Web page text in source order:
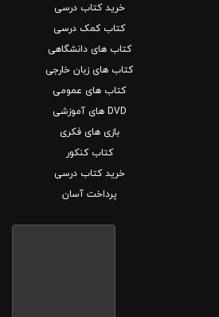
خرید کتاب درسی
کتاب کمک درسی
کتاب های دانشگاهی
کتاب های زبان خارجی
کتاب های عمومی
DVD های آموزشی
بازی های فکری
کتاب کنکور
خرید کتاب درسی
پرداخت آسان